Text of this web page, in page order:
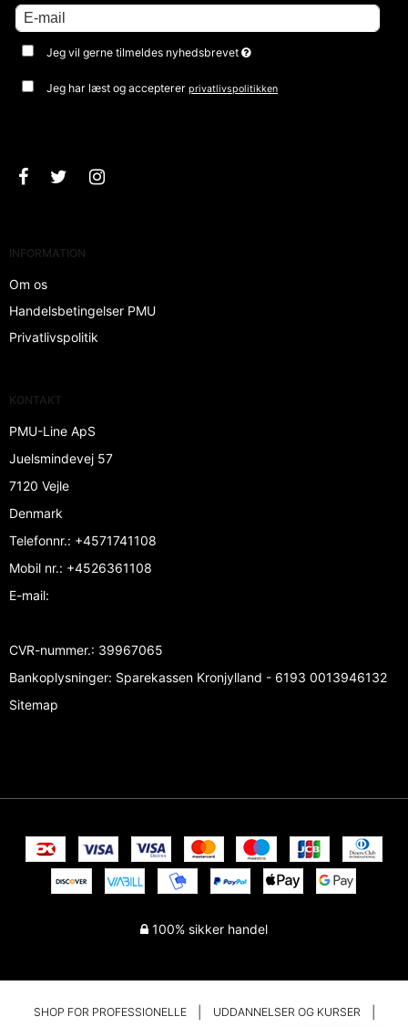
Jeg vil gerne tilmeldes nyhedsbrevet
Jeg har læst og acceptererprivatlivspolitikken
INFORMATION
Om os
Handelsbetingelser PMU
Privatlivspolitik
KONTAKT
PMU-Line ApS
Juelsmindevej 57
7120 Vejle
Denmark
Telefonnr.: +4571741108
Mobil nr.: +4526361108
E-mail:
CVR-nummer.: 39967065
Bankoplysninger: Sparekassen Kronjylland - 6193 0013946132
Sitemap
100% sikker handel
SHOP FOR PROFESSIONELLE UDDANNELSER OG KURSER